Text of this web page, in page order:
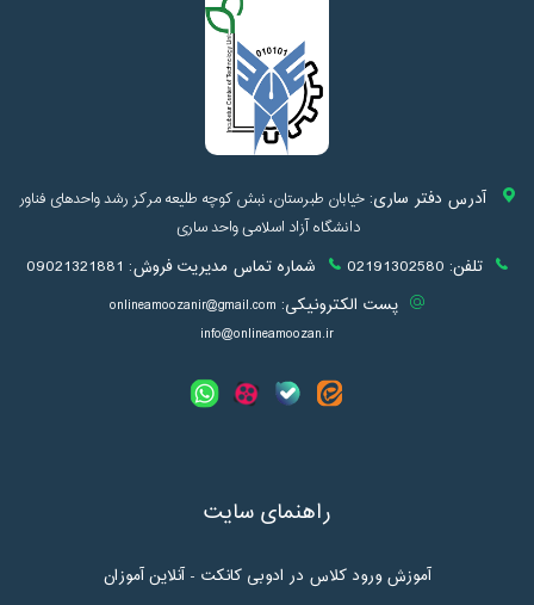
آدرس دفتر ساری:خیابان طبرستان، نبش کوچه طلیعه مرکز رشد واحدهای فناور
دانشگاه آزاد اسلامی واحد ساری
تلفن: 02191302580 شماره تماس مدیریت فروش: 09021321881
پست الکترونیکی: onlineamoozanir@gmail.com
info@onlineamoozan.ir
راهنمای سایت
آموزش ورود کلاس در ادوبی کانکت - آنلاین آموزان